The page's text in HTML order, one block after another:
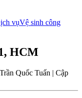
vụVệ sinh công
HCM
Quốc Tuấn | Cập